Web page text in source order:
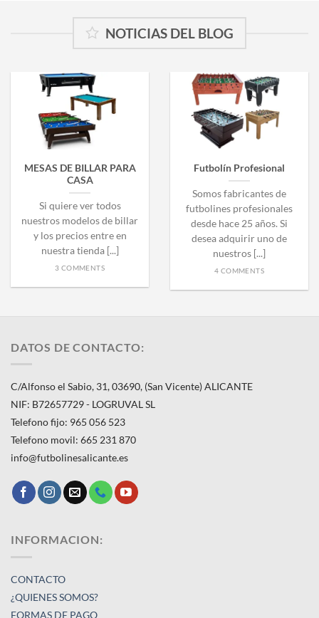
NOTICIAS DEL BLOG
MESAS DE BILLAR PARA
CASA
Si quiere ver todos
nuestros modelos de billar
y los precios entre en
nuestra tienda [...]
3 COMMENTS
Futbolín Profesional
Somos fabricantes de
futbolines profesionales
desde hace 25 años. Si
desea adquirir uno de
nuestros [...]
4 COMMENTS
DATOS DE CONTACTO:
C/Alfonso el Sabio, 31, 03690, (San Vicente) ALICANTE
NIF: B72657729 - LOGRUVAL SL
Telefono fijo: 965 056 523
Telefono movil: 665 231 870
info@futbolinesalicante.es
INFORMACION:
CONTACTO
¿QUIENES SOMOS?
FORMAS DE PAGO